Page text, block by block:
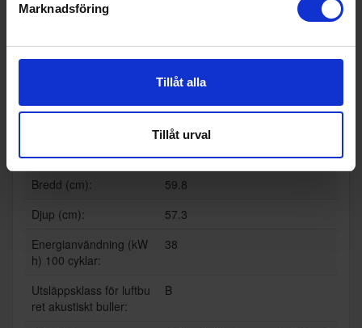
Marknadsföring
Tillåt alla
Tillåt urval
Modellbeteckning:
SMU6ZCS10S
Min höjd (cm):
81.5
Bredd (cm):
59.8
Djup (cm):
57.3
Energianvändning (kW
h) 100 cyklar:
38
Utsläppsklass för luftbu
ret akustiskt buller:
B